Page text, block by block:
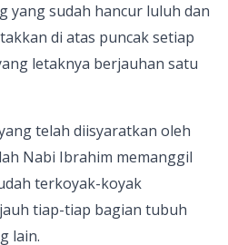
yang sudah hancur luluh dan
di atas puncak setiap
letaknya berjauhan satu
telah diisyaratkan oleh
Nabi Ibrahim memanggil
terkoyak-koyak
tiap-tiap bagian tubuh
lain.